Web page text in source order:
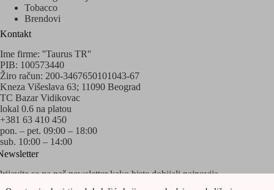
Tobacco
Brendovi
Kontakt
Ime firme: ''Taurus TR''
PIB: 100573440
Žiro račun: 200-3467650101043-67
Kneza Višeslava 63; 11090 Beograd
TC Bazar Vidikovac
lokal 0.6 na platou
+381 63 410 450
pon. – pet. 09:00 – 18:00
sub. 10:00 – 14:00
se na naš newsletter kako biste dobijali najnovija